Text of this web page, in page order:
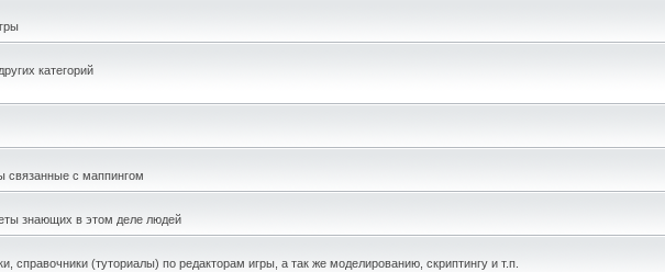
категорий
связанные с маппингом
знающих в этом деле людей
справочники (туториалы) по редакторам игры, а так же моделированию, скриптингу и т.п.